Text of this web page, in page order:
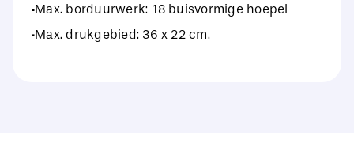
·Max. borduurwerk: 18 buisvormige hoepel
·Max. drukgebied: 36 x 22 cm.